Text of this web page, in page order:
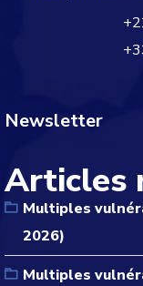
+221 33
+33 4
Newsletter
Articles
Multiples
2026)
Multiples